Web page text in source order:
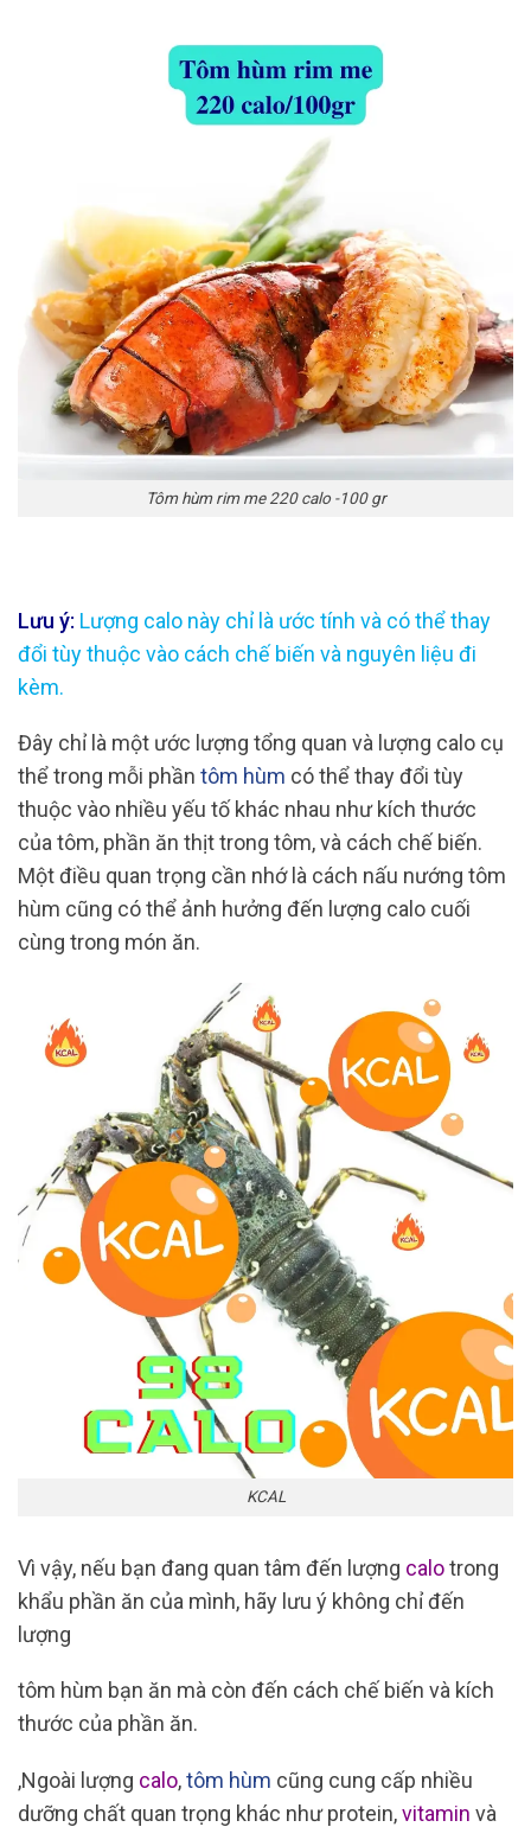
Tôm hùm rim me 220 calo -100 gr
Lưu ý: Lượng calo này chỉ là ước tính và có thể thay
đổi tùy thuộc vào cách chế biến và nguyên liệu đi
kèm.
Đây chỉ là một ước lượng tổng quan và lượng calo cụ
thể trong mỗi phần tôm hùm có thể thay đổi tùy
thuộc vào nhiều yếu tố khác nhau như kích thước
của tôm, phần ăn thịt trong tôm, và cách chế biến.
Một điều quan trọng cần nhớ là cách nấu nướng tôm
hùm cũng có thể ảnh hưởng đến lượng calo cuối
cùng trong món ăn.
KCAL
Vì vậy, nếu bạn đang quan tâm đến lượng calotrong
khẩu phần ăn của mình, hãy lưu ý không chỉ đến
lượng
tôm hùm bạn ăn mà còn đến cách chế biến và kích
thước của phần ăn.
,Ngoài lượng calo,tôm hùm cũng cung cấp nhiều
dưỡng chất quan trọng khác như protein,vitamin và